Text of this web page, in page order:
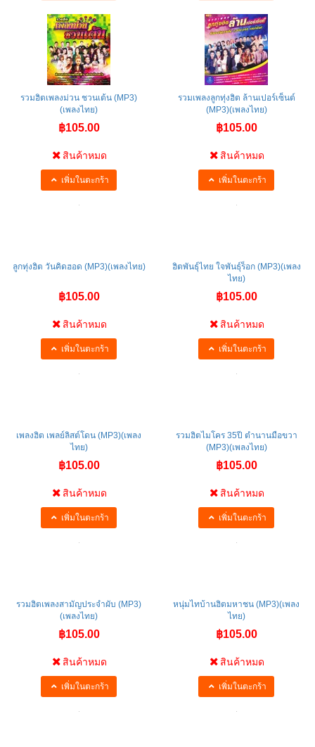
รวมฮิตเพลงม่วน ชวนเต้น (MP3)
(เพลงไทย)
฿105.00
สินค้าหมด
เพิ่มในตะกร้า
รวมเพลงลูกทุ่งฮิต ล้านเปอร์เซ็นต์
(MP3)(เพลงไทย)
฿105.00
สินค้าหมด
เพิ่มในตะกร้า
ลูกทุ่งฮิต วันคิดฮอด (MP3)(เพลงไทย)
฿105.00
สินค้าหมด
เพิ่มในตะกร้า
ฮิตพันธุ์ไทย ใจพันธุ์ร็อก (MP3)(เพลง
ไทย)
฿105.00
สินค้าหมด
เพิ่มในตะกร้า
เพลงฮิต เพลย์ลิสต์โดน (MP3)(เพลง
ไทย)
฿105.00
สินค้าหมด
เพิ่มในตะกร้า
รวมฮิตไมโคร 35ปี ตำนานมือขวา
(MP3)(เพลงไทย)
฿105.00
สินค้าหมด
เพิ่มในตะกร้า
รวมฮิตเพลงสามัญประจำผับ (MP3)
(เพลงไทย)
฿105.00
สินค้าหมด
เพิ่มในตะกร้า
หนุ่มไทบ้านฮิตมหาชน (MP3)(เพลง
ไทย)
฿105.00
สินค้าหมด
เพิ่มในตะกร้า